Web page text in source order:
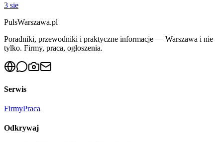
3 sie
PulsWarszawa.pl
Poradniki, przewodniki i praktyczne informacje — Warszawa i nie
tylko. Firmy, praca, ogłoszenia.
Serwis
FirmyPraca
Odkrywaj